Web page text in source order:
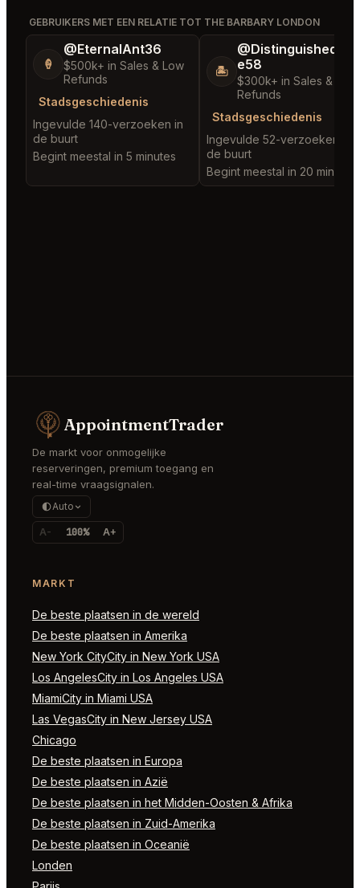
GEBRUIKERS MET EEN RELATIE TOT THE BARBARY LONDON
🍦
@EternalAnt36
$500k+ in Sales & Low
Refunds
Stadsgeschiedenis
Ingevulde 140-verzoeken in
de buurt
Begint meestal in 5 minutes
🏝️
@DistinguishedTre
e58
$300k+ in Sales & Low
Refunds
Stadsgeschiedenis
Ingevulde 52-verzoeken in
de buurt
Begint meestal in 20 minutes
AppointmentTrader
De markt voor onmogelijke
reserveringen, premium toegang en
real-time vraagsignalen.
Auto
A- 100% A+
MARKT
De beste plaatsen in de wereld
De beste plaatsen in Amerika
New York CityCity in New York USA
Los AngelesCity in Los Angeles USA
MiamiCity in Miami USA
Las VegasCity in New Jersey USA
Chicago
De beste plaatsen in Europa
De beste plaatsen in Azië
De beste plaatsen in het Midden-Oosten & Afrika
De beste plaatsen in Zuid-Amerika
De beste plaatsen in Oceanië
Londen